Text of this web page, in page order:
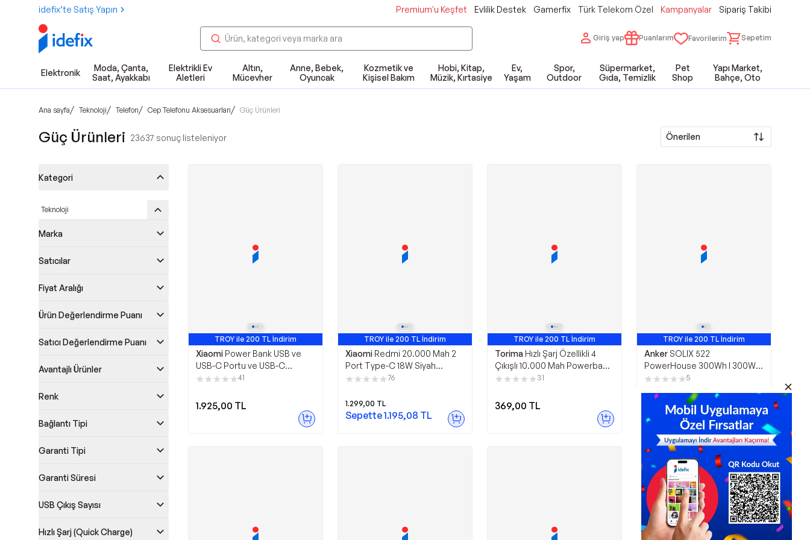
idefix’te Satış Yapın Premium'u Keşfet Evlilik Destek Gamerfix Türk Telekom Özel Kampanyalar Sipariş Takibi
Giriş yap Puanlarım Favorilerim Sepetim
Elektronik
Moda, Çanta,
Saat, Ayakkabı
Elektrikli Ev
Aletleri
Altın,
Mücevher
Anne, Bebek,
Oyuncak
Kozmetik ve
Kişisel Bakım
Hobi, Kitap,
Müzik, Kırtasiye
Ev,
Yaşam
Spor,
Outdoor
Süpermarket,
Gıda, Temizlik
Pet
Shop
Yapı Market,
Bahçe, Oto
Ana sayfa/ Teknoloji/ Telefon/ Cep Telefonu Aksesuarları/ Güç Ürünleri
Güç Ürünleri 23637 sonuç listeleniyor Önerilen
Kategori
Teknoloji
Marka
Satıcılar
Fiyat Aralığı
Ürün Değerlendirme Puanı
Satıcı Değerlendirme Puanı
Avantajlı Ürünler
Renk
Bağlantı Tipi
Garanti Tipi
Garanti Süresi
USB Çıkış Sayısı
Hızlı Şarj (Quick Charge)
TROY ile 200 TL İndirim
Xiaomi Power Bank USB ve
USB-C Portu ve USB-C
Entegre Kablo 20000mAh
41
1.925,00 TL
TROY ile 200 TL İndirim
Xiaomi Redmi 20.000 Mah 2
Port Type-C 18W Siyah
Powerbank76
1.299,00 TL
Sepette1.195,08 TL
TROY ile 200 TL İndirim
Torima Hızlı Şarj Özellikli 4
Çıkışlı 10.000 Mah Powerbank
Beyaz
31
369,00 TL
TROY ile 200 TL İndirim
Anker SOLIX 522
PowerHouse 300Wh I 300W
Taşınabilir Güç Kaynağı - A1721
5
17.999,00 TL
Sepette16.559,08TL